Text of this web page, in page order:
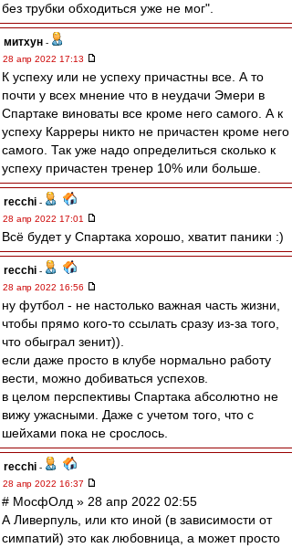
без трубки обходиться уже не мог".
митхун -
28 апр 2022 17:13
К успеху или не успеху причастны все. А то
почти у всех мнение что в неудачи Эмери в
Спартаке виноваты все кроме него самого. А к
успеху Карреры никто не причастен кроме него
самого. Так уже надо определиться сколько к
успеху причастен тренер 10% или больше.
recchi -
28 апр 2022 17:01
Всё будет у Спартака хорошо, хватит паники :)
recchi -
28 апр 2022 16:56
ну футбол - не настолько важная часть жизни,
чтобы прямо кого-то ссылать сразу из-за того,
что обыграл зенит)).
если даже просто в клубе нормально работу
вести, можно добиваться успехов.
в целом перспективы Спартака абсолютно не
вижу ужасными. Даже с учетом того, что с
шейхами пока не срослось.
recchi -
28 апр 2022 16:37
# МосфОлд » 28 апр 2022 02:55
А Ливерпуль, или кто иной (в зависимости от
симпатий) это как любовница, а может просто